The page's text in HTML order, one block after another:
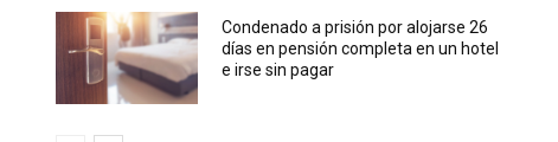
Condenado a prisión por alojarse 26
días en pensión completa en un hotel
e irse sin pagar